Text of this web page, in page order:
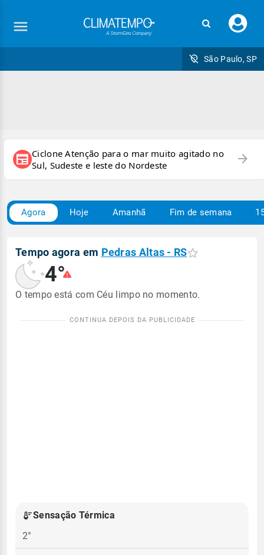
seu
São Paulo, SP
newspaper Ciclone Atenção para o mar muito agitado no
Sul, Sudeste e leste do Nordeste
arrow_forward
Agora Hoje Amanhã Fim de semana
Tempo agora em Pedras Altas - RS
4°
O tempo está com Céu limpo no momento.
Sensação Térmica
2°